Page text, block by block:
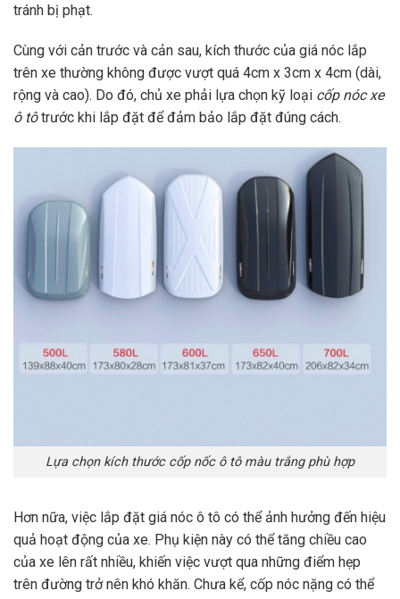
tránh bị phạt.
Cùng với cản trước và cản sau, kích thước của giá nóc lắp
trên xe thường không được vượt quá 4cm x 3cm x 4cm (dài,
rộng và cao). Do đó, chủ xe phải lựa chọn kỹ loại cốp nóc xe
ô tôtrước khi lắp đặt để đảm bảo lắp đặt đúng cách.
Lựa chọn kích thước cốp nốc ô tô màu trắng phù hợp
Hơn nữa, việc lắp đặt giá nóc ô tô có thể ảnh hưởng đến hiệu
quả hoạt động của xe. Phụ kiện này có thể tăng chiều cao
của xe lên rất nhiều, khiến việc vượt qua những điểm hẹp
trên đường trở nên khó khăn. Chưa kể, cốp nóc nặng có thể